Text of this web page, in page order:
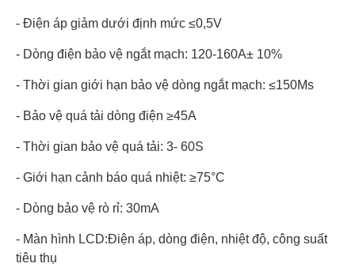
- Điện áp giảm dưới định mức ≤0,5V
- Dòng điện bảo vệ ngắt mạch: 120-160A± 10%
- Thời gian giới hạn bảo vệ dòng ngắt mạch: ≤150Ms
- Bảo vệ quá tải dòng điện ≥45A
- Thời gian bảo vệ quá tải: 3- 60S
- Giới hạn cảnh báo quá nhiệt: ≥75°C
- Dòng bảo vệ rò rỉ: 30mA
- Màn hình LCD:Điện áp, dòng điện, nhiệt độ, công suất
tiêu thụ